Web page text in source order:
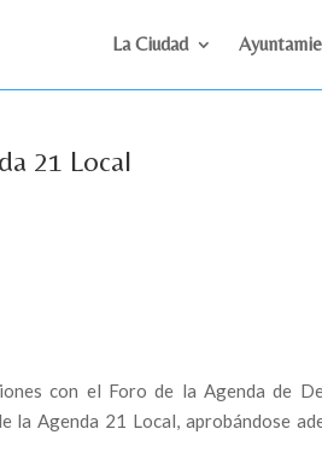
La Ciudad
21 Local
con el Foro de la Agenda de
Agenda 21 Local, aprobándose